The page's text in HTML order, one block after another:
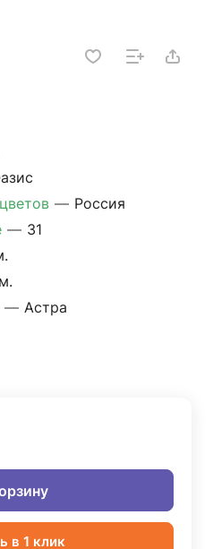
— Россия
— 31
— Астра
в 1 клик